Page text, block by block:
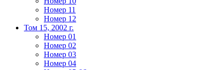
Номер 11
Номер 12
Том 15, 2002 г.
Номер 01
Номер 02
Номер 03
Номер 04